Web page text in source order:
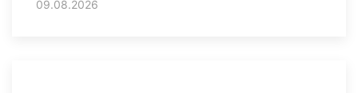
09.08.2026